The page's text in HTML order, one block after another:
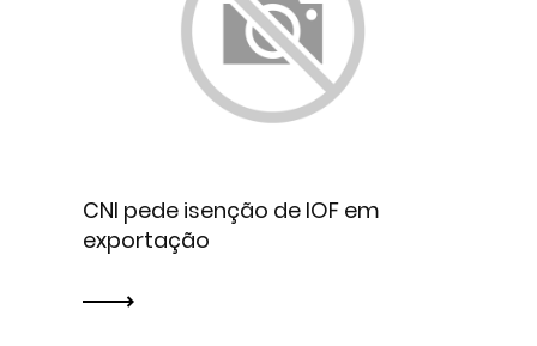
CNI pede isenção de IOF em
exportação